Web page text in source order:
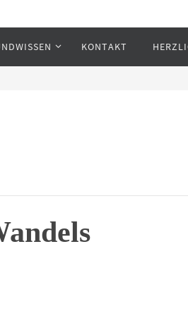
KONTAKT